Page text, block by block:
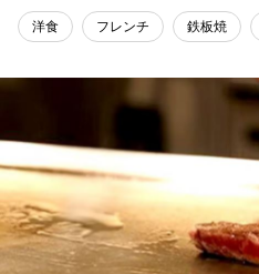
洋食 フレンチ 鉄板焼